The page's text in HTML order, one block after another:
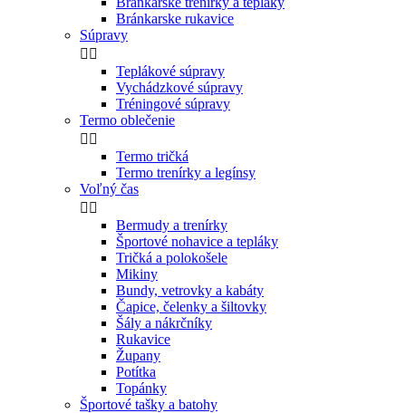
Bránkarske rukavice
Súpravy
 
Teplákové súpravy
Vychádzkové súpravy
Tréningové súpravy
Termo oblečenie
 
Termo tričká
Termo trenírky a legínsy
Voľný čas
 
Bermudy a trenírky
Športové nohavice a tepláky
Tričká a polokošele
Mikiny
Bundy, vetrovky a kabáty
Čapice, čelenky a šiltovky
Šály a nákrčníky
Rukavice
Župany
Potítka
Topánky
Športové tašky a batohy